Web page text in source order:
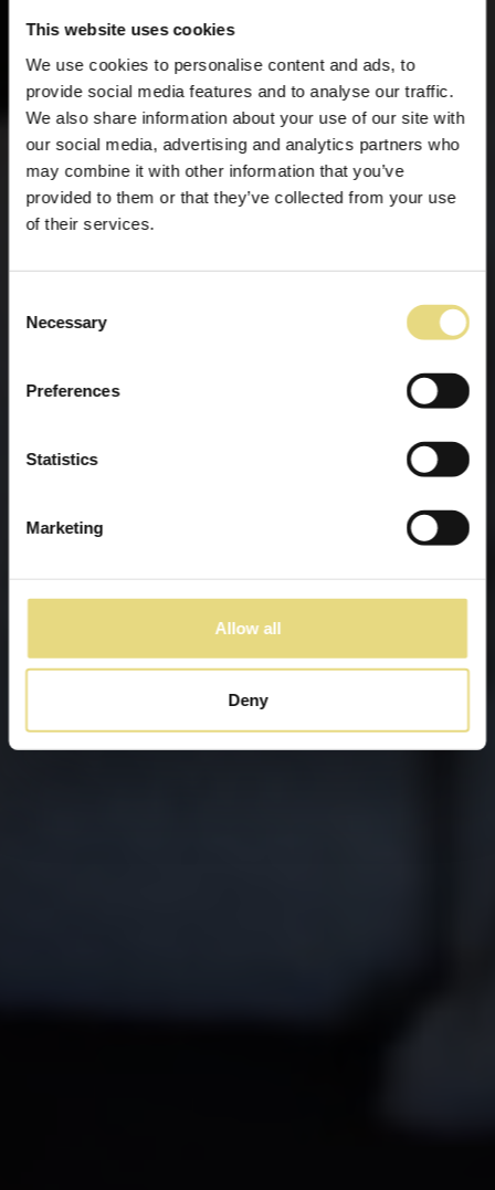
This website uses cookies
We use cookies to personalise content and ads, to
provide social media features and to analyse our traffic.
We also share information about your use of our site with
our social media, advertising and analytics partners who
may combine it with other information that you’ve
provided to them or that they’ve collected from your use
of their services.
Selection
Necessary
Preferences
Statistics
Marketing
Allow all
Deny